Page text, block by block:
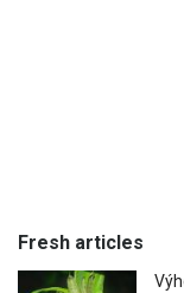
Fresh articles